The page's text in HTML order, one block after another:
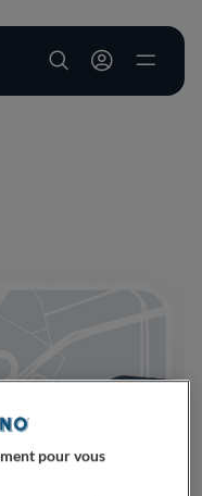
User account
pour vous